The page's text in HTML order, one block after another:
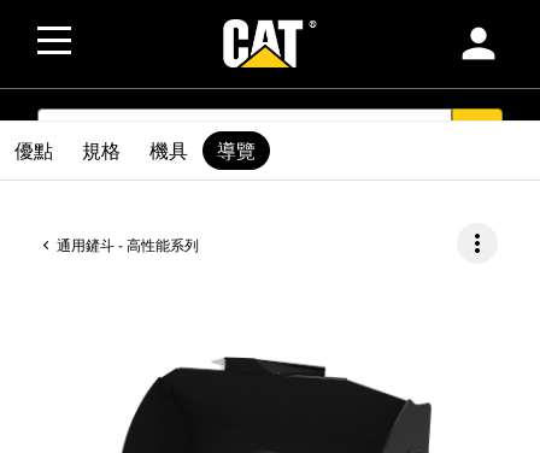
person
SEARCH
通用鏟斗 - 高性能系列 more_vert
優點 規格 機具 導覽